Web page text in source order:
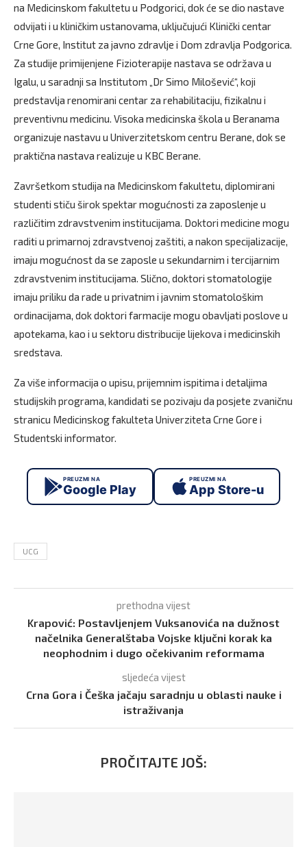
na Medicinskom fakultetu u Podgorici, dok će se dio nastave
odvijati i u kliničkim ustanovama, uključujući Klinički centar
Crne Gore, Institut za javno zdravlje i Dom zdravlja Podgorica.
Za studije primijenjene Fizioterapije nastava se održava u
Igalu, u saradnji sa Institutom „Dr Simo Milošević“, koji
predstavlja renomirani centar za rehabilitaciju, fizikalnu i
preventivnu medicinu. Visoka medicinska škola u Beranama
organizuje nastavu u Univerzitetskom centru Berane, dok se
praktična nastava realizuje u KBC Berane.
Završetkom studija na Medicinskom fakultetu, diplomirani
studenti stiču širok spektar mogućnosti za zaposlenje u
različitim zdravstvenim institucijama. Doktori medicine mogu
raditi u primarnoj zdravstvenoj zaštiti, a nakon specijalizacije,
imaju mogućnost da se zaposle u sekundarnim i tercijarnim
zdravstvenim institucijama. Slično, doktori stomatologije
imaju priliku da rade u privatnim i javnim stomatološkim
ordinacijama, dok doktori farmacije mogu obavljati poslove u
apotekama, kao i u sektoru distribucije lijekova i medicinskih
sredstava.
Za više informacija o upisu, prijemnim ispitima i detaljima
studijskih programa, kandidati se pozivaju da posjete zvaničnu
stranicu Medicinskog fakulteta Univerziteta Crne Gore i
Studentski informator.
PREUZMI NA
Google Play
PREUZMI NA
App Store-u
UCG
prethodna vijest
Krapović: Postavljenjem Vuksanovića na dužnost
načelnika Generalštaba Vojske ključni korak ka
neophodnim i dugo očekivanim reformama
sljedeća vijest
Crna Gora i Češka jačaju saradnju u oblasti nauke i
istraživanja
PROČITAJTE JOŠ: